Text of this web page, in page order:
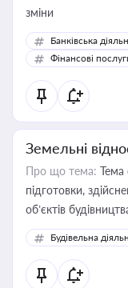
зміни
Банківська
Фінансові
Земельні
Про що тема: Тема
підготовки,
об’єктів
Будівельна